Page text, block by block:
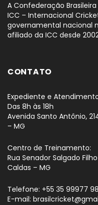
A Confederação
ICC – Internacional
governamental nacional
afiliado da ICC desde
CONTATO
Expediente e
Das 8h às 18h
Avenida Santo Antônio,
– MG
Centro de Treinamento:
Rua Senador Salgado
Caldas – MG
Telefone: +55 35 99977
E-mail: